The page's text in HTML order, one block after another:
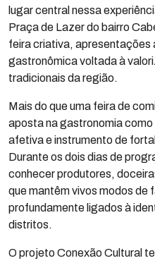
lugar central nessa
Praça de Lazer do bairro
feira criativa, apresentações
gastronômica voltada à
tradicionais da região.
Mais do que uma feira de
aposta na gastronomia
afetiva e instrumento de
Durante os dois dias de
conhecer produtores,
que mantêm vivos modos de
profundamente ligados à
distritos.
O projeto Conexão Cultural